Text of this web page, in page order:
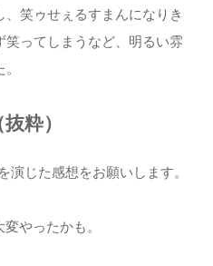
笑ゥせぇるすまんになりき
笑ってしまうなど、明るい雰
粋）
演じた感想をお願いします。
やったかも。